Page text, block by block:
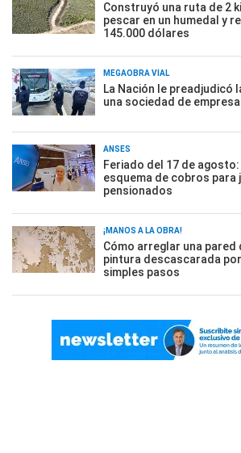
Construyó una ruta de 2
pescar en un humedal y
145.000 dólares
MEGAOBRA VIAL
La Nación le preadjudicó
una sociedad de
ANSES
Feriado del 17 de agosto:
esquema de cobros para
pensionados
¡MANOS A LA OBRA!
Cómo arreglar una pared
pintura descascarada
simples pasos